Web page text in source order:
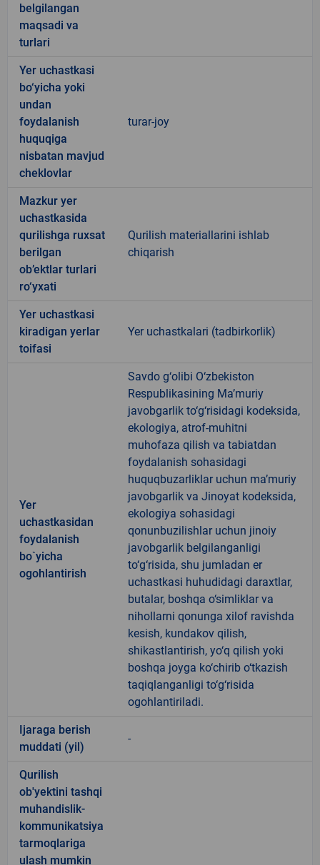
belgilangan
maqsadi va
turlari
Yer uchastkasi
bo‘yicha yoki
undan
foydalanish
huquqiga
nisbatan mavjud
cheklovlar
turar-joy
Mazkur yer
uchastkasida
qurilishga ruxsat
berilgan
ob’ektlar turlari
ro‘yxati
Qurilish materiallarini ishlab
chiqarish
Yer uchastkasi
kiradigan yerlar
toifasi
Yer uchastkalari (tadbirkorlik)
Yer
uchastkasidan
foydalanish
bo`yicha
ogohlantirish
Savdo g‘olibi O‘zbekiston
Respublikasining Ma’muriy
javobgarlik to‘g‘risidagi kodeksida,
ekologiya, atrof-muhitni
muhofaza qilish va tabiatdan
foydalanish sohasidagi
huquqbuzarliklar uchun ma’muriy
javobgarlik va Jinoyat kodeksida,
ekologiya sohasidagi
qonunbuzilishlar uchun jinoiy
javobgarlik belgilanganligi
to‘g‘risida, shu jumladan er
uchastkasi huhudidagi daraxtlar,
butalar, boshqa o‘simliklar va
nihollarni qonunga xilof ravishda
kesish, kundakov qilish,
shikastlantirish, yo‘q qilish yoki
boshqa joyga ko‘chirib o‘tkazish
taqiqlanganligi to‘g‘risida
ogohlantiriladi.
Ijaraga berish
muddati (yil)
-
Qurilish
ob'yektini tashqi
muhandislik-
kommunikatsiya
tarmoqlariga
ulash mumkin